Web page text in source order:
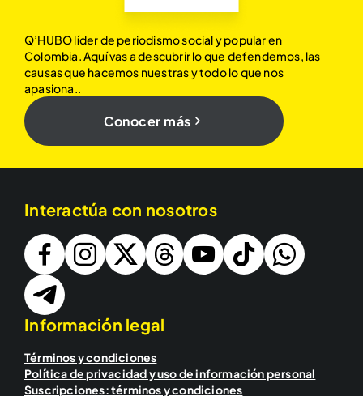
Q’HUBO líder de periodismo social y popular en
Colombia. Aquí vas a descubrir lo que defendemos, las
causas que hacemos nuestras y todo lo que nos
apasiona..
Conocer más
Interactúa con nosotros
Información legal
Términos y condiciones
Política de privacidad y uso de información personal
Suscripciones: términos y condiciones